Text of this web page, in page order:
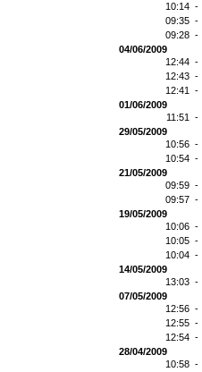
10:14 -
09:35 -
09:28 -
04/06/2009
12:44 -
12:43 -
12:41 -
01/06/2009
11:51 -
29/05/2009
10:56 -
10:54 -
21/05/2009
09:59 -
09:57 -
19/05/2009
10:06 -
10:05 -
10:04 -
14/05/2009
13:03 -
07/05/2009
12:56 -
12:55 -
12:54 -
28/04/2009
10:58 -